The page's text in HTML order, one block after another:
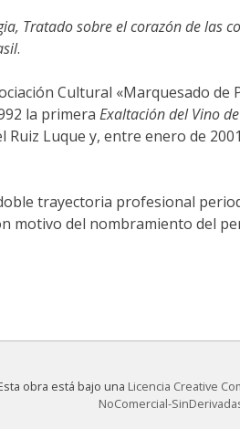
Tratado sobre el corazón de las
.
Cultural «Marquesado de
la primera Exaltación del Vino
Luque y, entre enero de
trayectoria profesional
motivo del nombramiento del
obra está bajo una Licencia Creative
NoComercial-